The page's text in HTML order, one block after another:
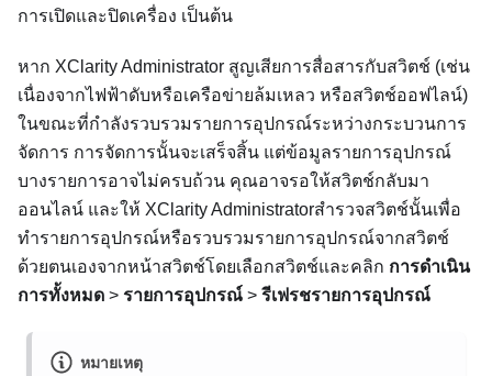
การเปิดและปิดเครื่อง เป็นต้น
หาก XClarity Administrator สูญเสียการสื่อสารกับสวิตช์ (เช่น
เนื่องจากไฟฟ้าดับหรือเครือข่ายล้มเหลว หรือสวิตช์ออฟไลน์)
ในขณะที่กำลังรวบรวมรายการอุปกรณ์ระหว่างกระบวนการ
จัดการ การจัดการนั้นจะเสร็จสิ้น แต่ข้อมูลรายการอุปกรณ์
บางรายการอาจไม่ครบถ้วน คุณอาจรอให้สวิตช์กลับมา
ออนไลน์ และให้ XClarity Administratorสำรวจสวิตช์นั้นเพื่อ
ทำรายการอุปกรณ์หรือรวบรวมรายการอุปกรณ์จากสวิตช์
ด้วยตนเองจากหน้าสวิตช์โดยเลือกสวิตช์และคลิก การดำเนิน
การทั้งหมด > รายการอุปกรณ์ > รีเฟรชรายการอุปกรณ์
หมายเหตุ